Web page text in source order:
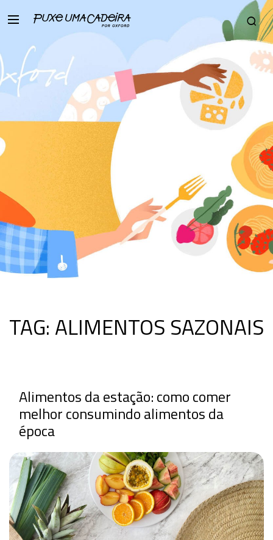
TAG: ALIMENTOS SAZONAIS
Alimentos da estação: como comer
melhor consumindo alimentos da
época